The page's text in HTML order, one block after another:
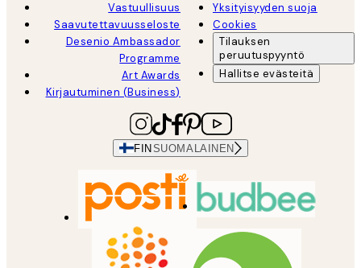
Vastuullisuus
Saavutettavuusseloste
Desenio Ambassador
Programme
Art Awards
Kirjautuminen (Business)
Yksityisyyden suoja
Cookies
Tilauksen
peruutuspyyntö
Hallitse evästeitä
FINSUOMALAINEN